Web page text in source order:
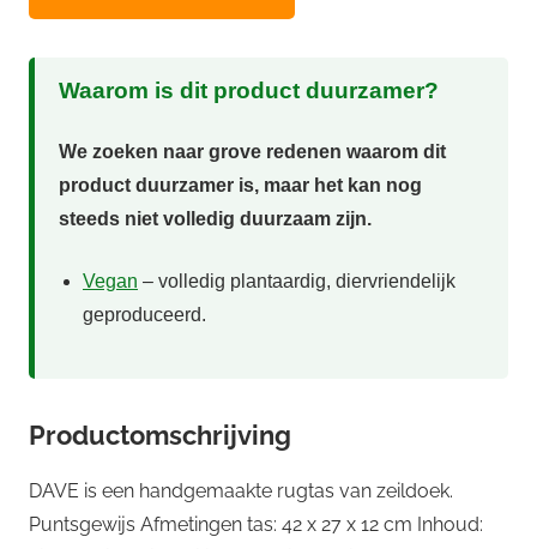
Waarom is dit product duurzamer?
We zoeken naar grove redenen waarom dit
product duurzamer is, maar het kan nog
steeds niet volledig duurzaam zijn.
Vegan – volledig plantaardig, diervriendelijk
geproduceerd.
Productomschrijving
DAVE is een handgemaakte rugtas van zeildoek.
Puntsgewijs Afmetingen tas: 42 x 27 x 12 cm Inhoud: